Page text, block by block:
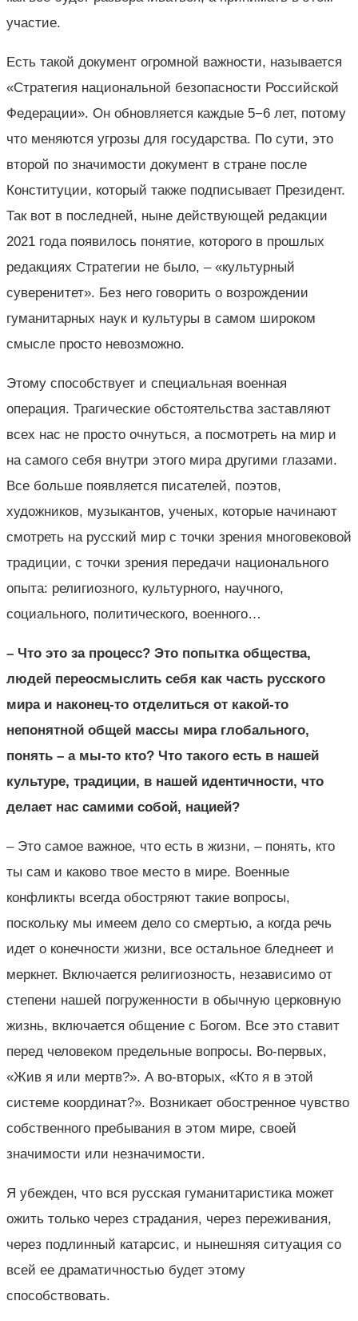
участие.
Есть такой документ огромной важности, называется
«Стратегия национальной безопасности Российской
Федерации». Он обновляется каждые 5−6 лет, потому
что меняются угрозы для государства. По сути, это
второй по значимости документ в стране после
Конституции, который также подписывает Президент.
Так вот в последней, ныне действующей редакции
2021 года появилось понятие, которого в прошлых
редакциях Стратегии не было, – «культурный
суверенитет». Без него говорить о возрождении
гуманитарных наук и культуры в самом широком
смысле просто невозможно.
Этому способствует и специальная военная
операция. Трагические обстоятельства заставляют
всех нас не просто очнуться, а посмотреть на мир и
на самого себя внутри этого мира другими глазами.
Все больше появляется писателей, поэтов,
художников, музыкантов, ученых, которые начинают
смотреть на русский мир с точки зрения многовековой
традиции, с точки зрения передачи национального
опыта: религиозного, культурного, научного,
социального, политического, военного…
– Что это за процесс? Это попытка общества,
людей переосмыслить себя как часть русского
мира и наконец-то отделиться от какой-то
непонятной общей массы мира глобального,
понять – а мы-то кто? Что такого есть в нашей
культуре, традиции, в нашей идентичности, что
делает нас самими собой, нацией?
– Это самое важное, что есть в жизни, – понять, кто
ты сам и каково твое место в мире. Военные
конфликты всегда обостряют такие вопросы,
поскольку мы имеем дело со смертью, а когда речь
идет о конечности жизни, все остальное бледнеет и
меркнет. Включается религиозность, независимо от
степени нашей погруженности в обычную церковную
жизнь, включается общение с Богом. Все это ставит
перед человеком предельные вопросы. Во-первых,
«Жив я или мертв?». А во-вторых, «Кто я в этой
системе координат?». Возникает обостренное чувство
собственного пребывания в этом мире, своей
значимости или незначимости.
Я убежден, что вся русская гуманитаристика может
ожить только через страдания, через переживания,
через подлинный катарсис, и нынешняя ситуация со
всей ее драматичностью будет этому
способствовать.